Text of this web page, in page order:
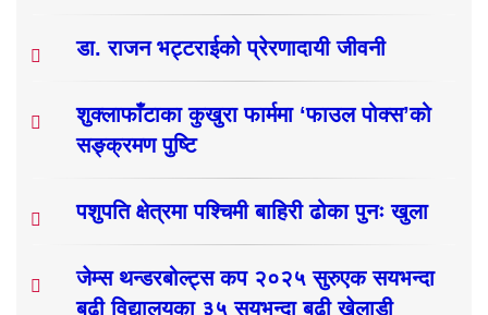
डा. राजन भट्टराईको प्रेरणादायी जीवनी
शुक्लाफाँटाका कुखुरा फार्ममा ‘फाउल पोक्स’को
सङ्क्रमण पुष्टि
पशुपति क्षेत्रमा पश्चिमी बाहिरी ढोका पुनः खुला
जेम्स थन्डरबोल्ट्स कप २०२५ सुरुएक सयभन्दा
बढी विद्यालयका ३५ सयभन्दा बढी खेलाडी